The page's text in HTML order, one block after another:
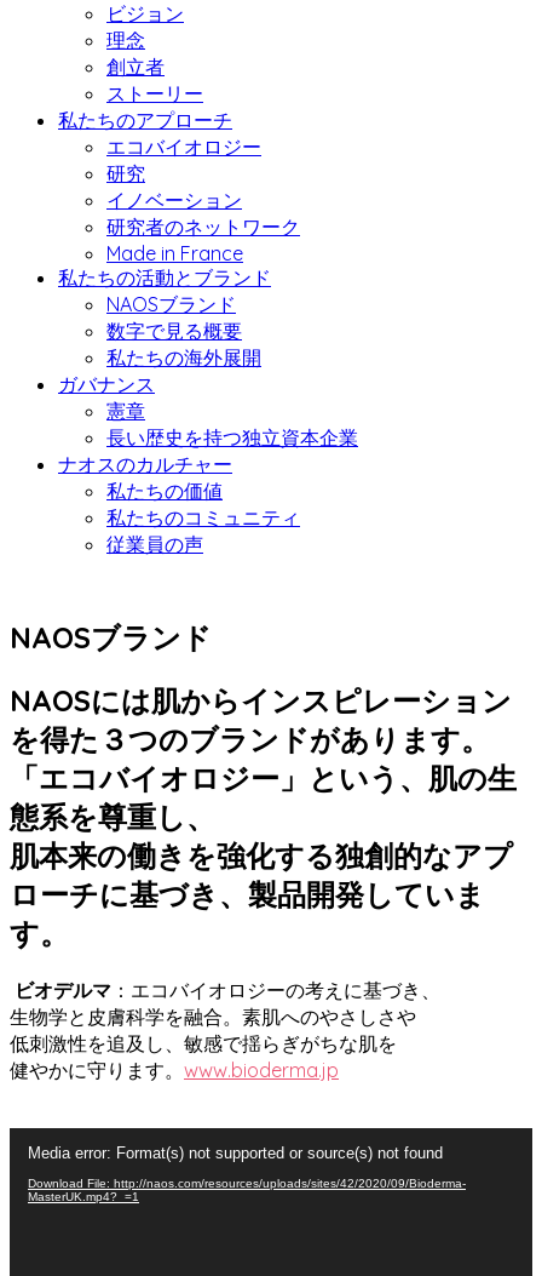
ビジョン
理念
創立者
ストーリー
私たちのアプローチ
エコバイオロジー
研究
イノベーション
研究者のネットワーク
Made in France
私たちの活動とブランド
NAOSブランド
数字で見る概要
私たちの海外展開
ガバナンス
憲章
長い歴史を持つ独立資本企業
ナオスのカルチャー
私たちの価値
私たちのコミュニティ
従業員の声
NAOSブランド
NAOSには肌からインスピレーション
を得た３つのブランドがあります。
「エコバイオロジー」という、肌の生
態系を尊重し、
肌本来の働きを強化する独創的なアプ
ローチに基づき、製品開発していま
す。
ビオデルマ ：エコバイオロジーの考えに基づき、
生物学と皮膚科学を融合。素肌へのやさしさや
低刺激性を追及し、敏感で揺らぎがちな肌を
健やかに守ります。 www.bioderma.jp
Media error: Format(s) not supported or source(s) not found
Download File: http://naos.com/resources/uploads/sites/42/2020/09/Bioderma-
MasterUK.mp4?_=1